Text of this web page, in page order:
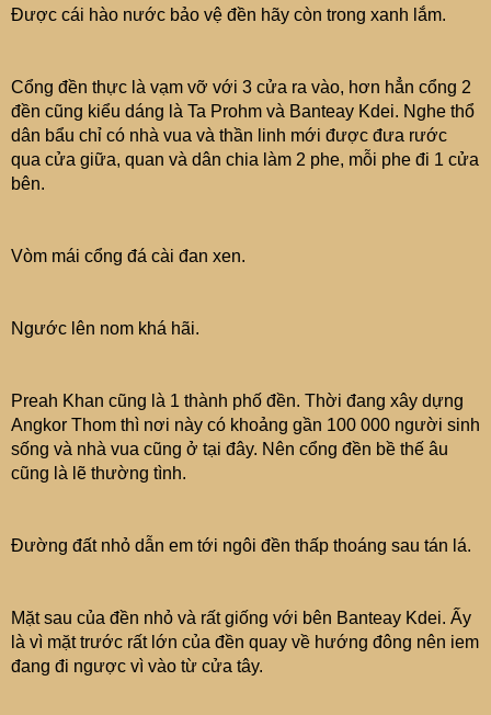
Được cái hào nước bảo vệ đền hãy còn trong xanh lắm.
Cổng đền thực là vạm vỡ với 3 cửa ra vào, hơn hẳn cổng 2
đền cũng kiểu dáng là Ta Prohm và Banteay Kdei. Nghe thổ
dân bẩu chỉ có nhà vua và thần linh mới được đưa rước
qua cửa giữa, quan và dân chia làm 2 phe, mỗi phe đi 1 cửa
bên.
Vòm mái cổng đá cài đan xen.
Ngước lên nom khá hãi.
Preah Khan cũng là 1 thành phố đền. Thời đang xây dựng
Angkor Thom thì nơi này có khoảng gần 100 000 người sinh
sống và nhà vua cũng ở tại đây. Nên cổng đền bề thế âu
cũng là lẽ thường tình.
Đường đất nhỏ dẫn em tới ngôi đền thấp thoáng sau tán lá.
Mặt sau của đền nhỏ và rất giống với bên Banteay Kdei. Ấy
là vì mặt trước rất lớn của đền quay về hướng đông nên iem
đang đi ngược vì vào từ cửa tây.